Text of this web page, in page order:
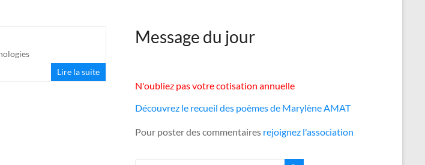
Lire la suite
Message du jour
N'oubliez pas votre cotisation annuelle
Découvrez le recueil des poèmes de Marylène AMAT
Pour poster des commentaires rejoignez l'association